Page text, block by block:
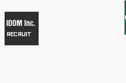
RECRUIT